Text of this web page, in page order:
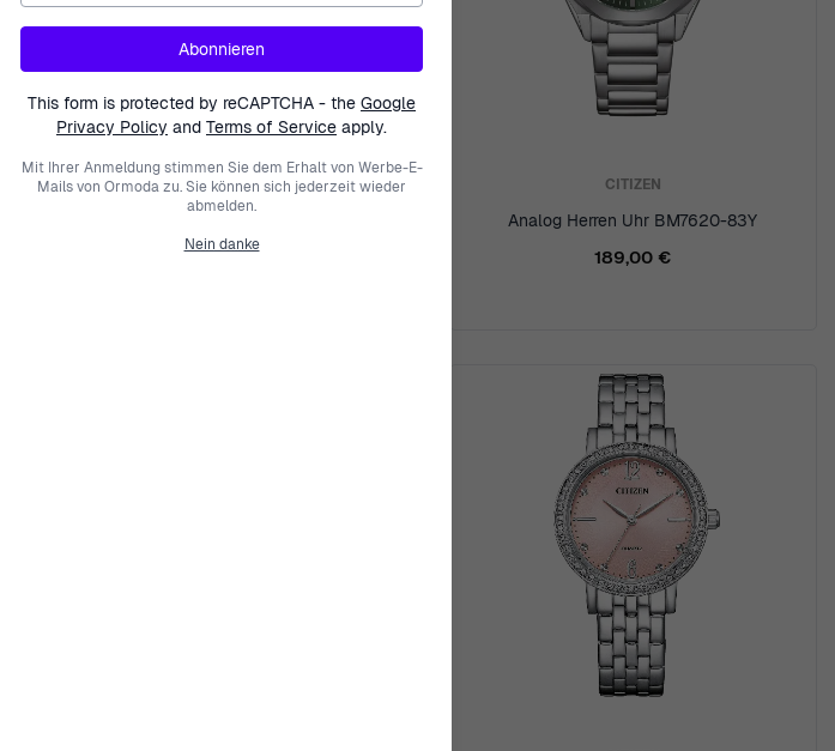
CITIZEN
169,00 €
CITIZEN
Analog Herren Uhr BM7620-83Y
189,00 €
Abonnieren
This form is protected by reCAPTCHA - the Google
Privacy Policy and Terms of Service apply.
Mit Ihrer Anmeldung stimmen Sie dem Erhalt von Werbe-E-
Mails von Ormoda zu. Sie können sich jederzeit wieder
abmelden.
Nein danke